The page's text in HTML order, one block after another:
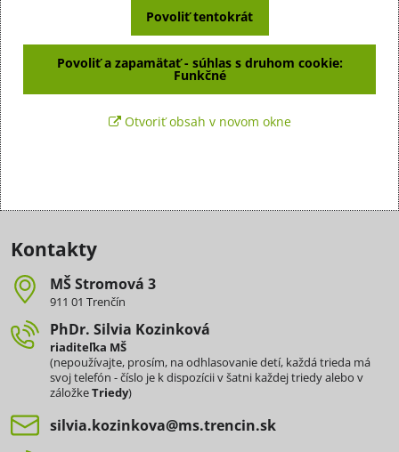
Povoliť tentokrát
Povoliť a zapamätať - súhlas s druhom cookie:
Funkčné
Otvoriť obsah v novom okne
Kontakty
MŠ Stromová 3
911 01 Trenčín
PhDr​. Silvia Kozinková
riaditeľka MŠ
(nepoužívajte, prosím, na odhlasovanie detí, každá trieda má
svoj telefón - číslo je k dispozícii v šatni každej triedy alebo v
záložkeTriedy)
silvia​.kozinkova​@ms​.trencin​.sk